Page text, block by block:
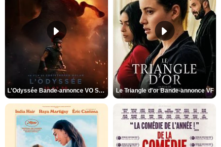
L'Odyssée Bande-annonce VO STFR Le Triangle d'or Bande-annonce VF